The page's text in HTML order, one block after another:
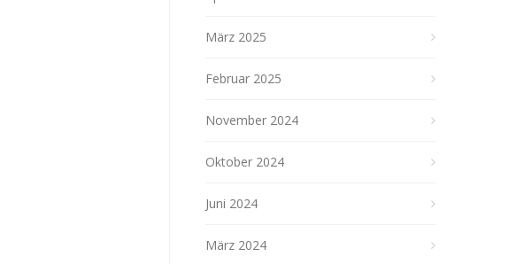
März 2025
Februar 2025
November 2024
Oktober 2024
Juni 2024
März 2024